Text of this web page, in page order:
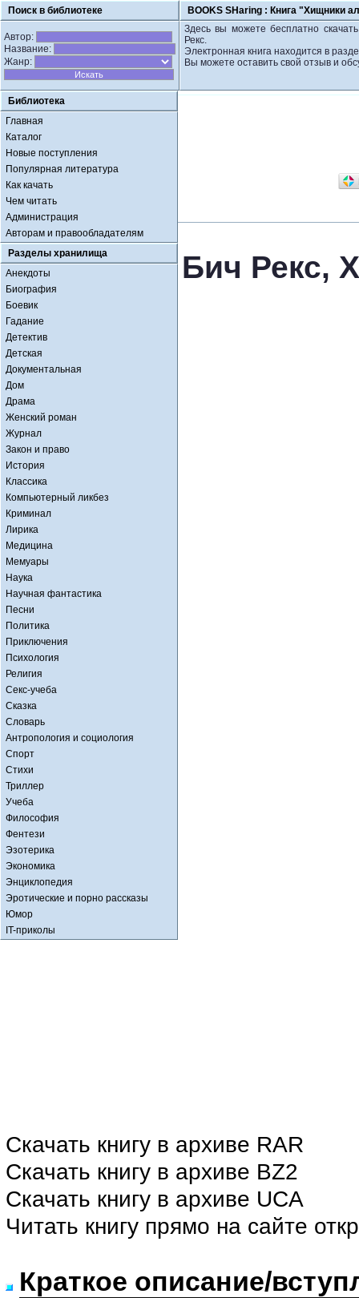
Поиск в библиотеке BOOKS SHaring : Книга "Хищники
Автор:
Название:
Жанр:
Здесь вы можете бесплатно
Рекс.
Электронная книга находится в
Вы можете оставить свой отзыв и
Библиотека
Главная
Каталог
Новые поступления
Популярная литература
Как качать
Чем читать
Администрация
Авторам и правообладателям
Разделы хранилища
Анекдоты
Биография
Боевик
Гадание
Детектив
Детская
Документальная
Дом
Драма
Женский роман
Журнал
Закон и право
История
Классика
Компьютерный ликбез
Криминал
Лирика
Медицина
Мемуары
Наука
Научная фантастика
Песни
Политика
Приключения
Психология
Религия
Секс-учеба
Сказка
Словарь
Антропология и социология
Спорт
Стихи
Триллер
Учеба
Философия
Фентези
Эзотерика
Экономика
Энциклопедия
Эротические и порно рассказы
Юмор
IT-приколы
Бич Рекс,
Скачать книгу в архиве RAR
Скачать книгу в архиве BZ2
Скачать книгу в архиве UCA
Читать книгу прямо на сайте
Краткое описание/